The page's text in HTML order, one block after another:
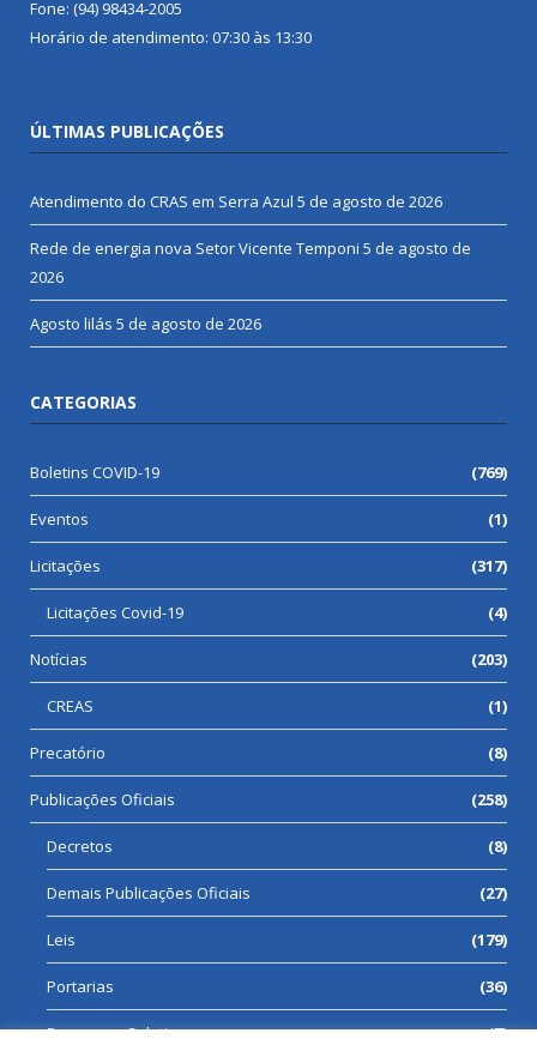
Fone: (94) 98434-2005
Horário de atendimento: 07:30 às 13:30
ÚLTIMAS PUBLICAÇÕES
Atendimento do CRAS em Serra Azul 5 de agosto de 2026
Rede de energia nova Setor Vicente Temponi 5 de agosto de
2026
Agosto lilás 5 de agosto de 2026
CATEGORIAS
Boletins COVID-19 (769)
Eventos (1)
Licitações (317)
Licitações Covid-19 (4)
Notícias (203)
CREAS (1)
Precatório (8)
Publicações Oficiais (258)
Decretos (8)
Demais Publicações Oficiais (27)
Leis (179)
Portarias (36)
Processos Seletivos (7)